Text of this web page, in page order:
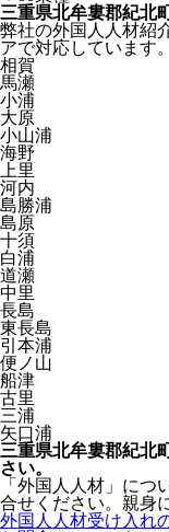
三重県北牟婁郡紀北
弊社の外国人人材紹
アで対応しています。
相賀
馬瀬
小浦
大原
小山浦
海野
上里
河内
島勝浦
島原
十須
白浦
道瀬
中里
長島
東長島
引本浦
便ノ山
船津
古里
三浦
矢口浦
三重県北牟婁郡紀北
さい。
「外国人人材」に
合せください。親身
外国人人材受け入れ